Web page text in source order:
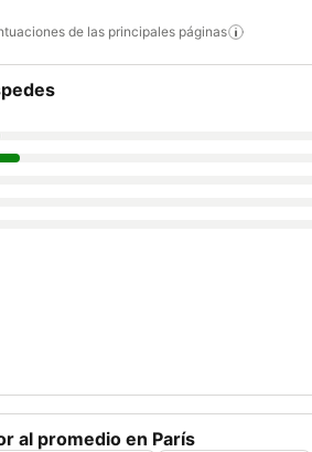
de las principales páginas
al promedio en París